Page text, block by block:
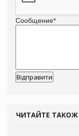
Сообщение*
ЧИТАЙТЕ ТАКОЖ